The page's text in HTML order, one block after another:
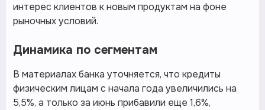
интерес клиентов к новым продуктам на фоне
рыночных условий.
Динамика по сегментам
В материалах банка уточняется, что кредиты
физическим лицам с начала года увеличились на
5,5%, а только за июнь прибавили еще 1,6%,